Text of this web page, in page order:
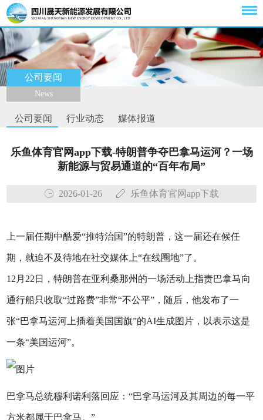
公司要闻
News
公司要闻 行业动态 媒体报道
乐鱼体育官网app下载-特朗普争夺巴拿马运河？一场
新能源与贸易通道的“百年布局”
2026-01-26 乐鱼体育官网app下载
上一届任期中酷爱“推特治国”的特朗普，这一届还在候任
期，就迫不及待地在社交媒体上“在线圈地”了。
12月22日，特朗普在亚利桑那州的一场活动上指责巴拿马向
通行船只收取“过路费”非常“不公平”，随后，他发布了一
张“巴拿马运河上插着美国国旗”的AI生成图片，以表示这是
一条“美国运河”。
巴拿马总统穆利诺利落回应：“巴拿马运河及其周边的每一平
方米都属于巴拿马。”